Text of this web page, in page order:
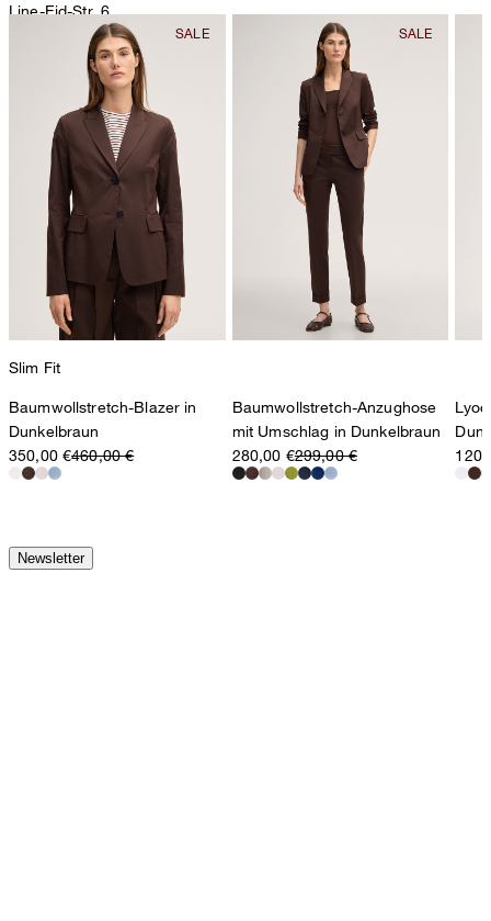
Line-Eid-Str. 6
78467 Konstanz
Deutschland
contact@strellson.com
Produzent
Strellson AG
Sonnenwiesenstrasse 21
8280 Kreuzlingen
Slim Fit
Baumwollstretch-Blazer in
Dunkelbraun
350,00 €460,00 €
Baumwollstretch-Anzughose
mit Umschlag in Dunkelbraun
280,00 €299,00 €
Newsletter